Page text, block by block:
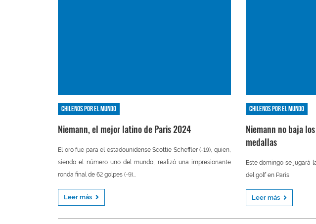
Chilenos por el mundo
Niemann, el mejor latino de Paris 2024
El oro fue para el estadounidense Scottie Scheffler (-19), quien,
siendo el número uno del mundo, realizó una impresionante
ronda final de 62 golpes (-9)...
Leer más
Chilenos por el mundo
Niemann no baja
medallas
Este domingo se jugará
del golf en Paris
Leer más